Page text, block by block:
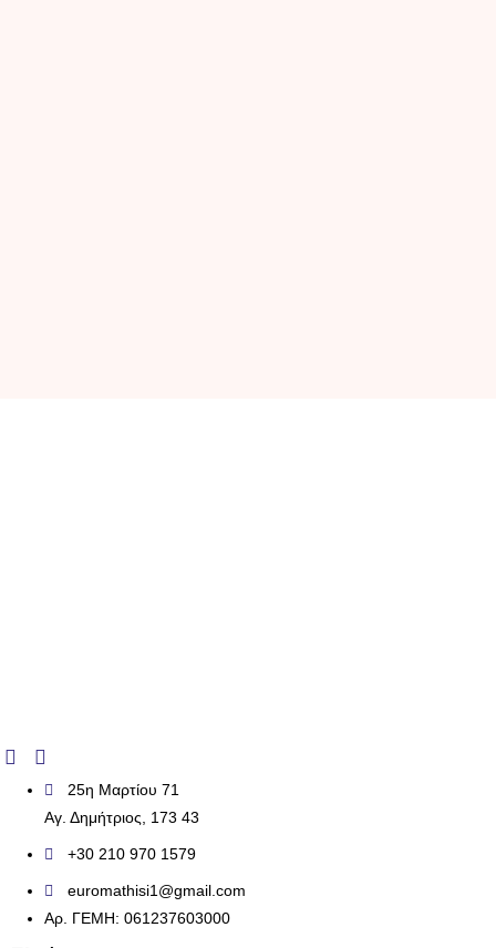
25η Μαρτίου 71
Αγ. Δημήτριος, 173 43
+30 210 970 1579
euromathisi1@gmail.com
Αρ. ΓΕΜΗ: 061237603000